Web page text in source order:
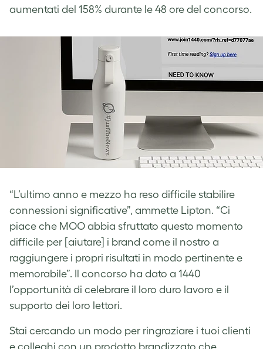
aumentati del 158% durante le 48 ore del concorso.
“L’ultimo anno e mezzo ha reso difficile stabilire
connessioni significative”, ammette Lipton. “Ci
piace che MOO abbia sfruttato questo momento
difficile per [aiutare] i brand come il nostro a
raggiungere i propri risultati in modo pertinente e
memorabile”. Il concorso ha dato a 1440
l’opportunità di celebrare il loro duro lavoro e il
supporto dei loro lettori.
Stai cercando un modo per ringraziare i tuoi clienti
e colleghi con un prodotto brandizzato che